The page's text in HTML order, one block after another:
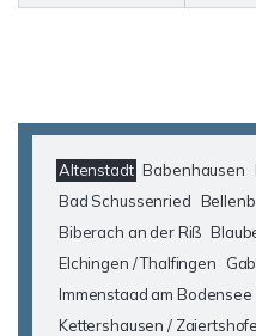
Altenstadt Babenhausen
Bad Schussenried
Biberach an der Riß
Elchingen / Thalfingen
Immenstaad am Bodensee
Kettershausen /